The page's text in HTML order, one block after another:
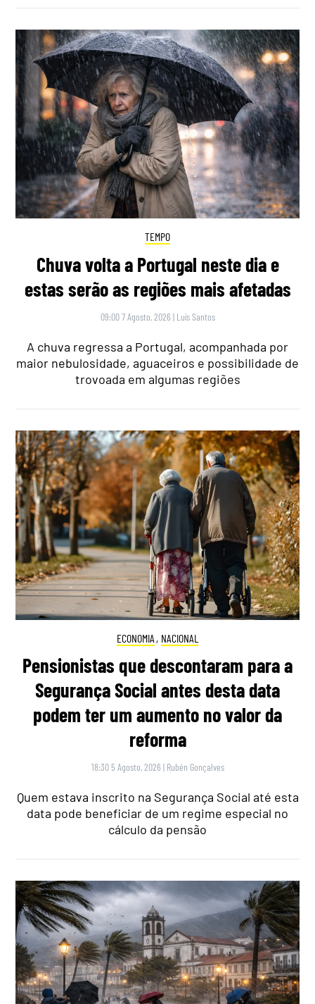
TEMPO
Chuva volta a Portugal neste dia e
estas serão as regiões mais afetadas
09:00 7 Agosto, 2026 | Luís Santos
A chuva regressa a Portugal, acompanhada por
maior nebulosidade, aguaceiros e possibilidade de
trovoada em algumas regiões
ECONOMIA , NACIONAL
Pensionistas que descontaram para a
Segurança Social antes desta data
podem ter um aumento no valor da
reforma
18:30 5 Agosto, 2026 | Rubén Gonçalves
Quem estava inscrito na Segurança Social até esta
data pode beneficiar de um regime especial no
cálculo da pensão